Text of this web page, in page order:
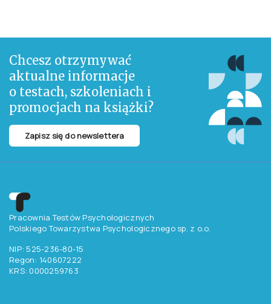
Chcesz otrzymywać
aktualne informacje
o testach, szkoleniach i
promocjach na książki?
Zapisz się do newslettera
Pracownia Testów Psychologicznych
Polskiego Towarzystwa Psychologicznego sp. z o.o.
NIP: 525-236-80-15
Regon: 140607222
KRS: 0000259763